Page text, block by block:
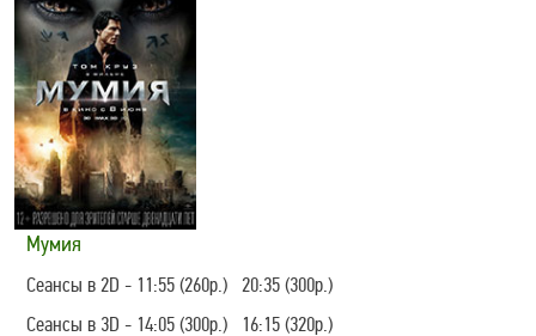
Мумия
Сеансы в 2D - 11:55 (260р.) 20:35 (300р.)
Сеансы в 3D - 14:05 (300р.) 16:15 (320р.)